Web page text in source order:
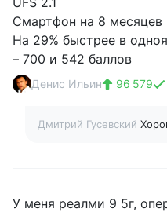
Смартфон на 8 месяцев
На 29% быстрее в
– 700 и 542 баллов
Денис Ильин 96 579
Дмитрий Гусевский
У меня реалми 9 5г,